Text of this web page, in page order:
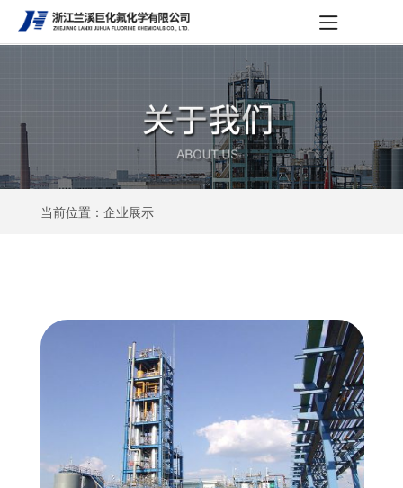
当前位置：企业展示